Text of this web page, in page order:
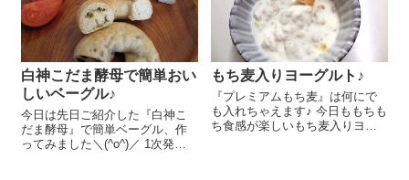
白神こだま酵母で簡単おい
しいベーグル♪
今日は先日ご紹介した『白神こ
だま酵母』で簡単ベーグル、作
ってみました＼(^o^)／ 1次発酵
もち麦入りヨーグルト♪
『プレミアムもち麦』は何にで
も入れちゃえます♪ 今日ももちも
ち食感が楽しいもち麦入りヨー